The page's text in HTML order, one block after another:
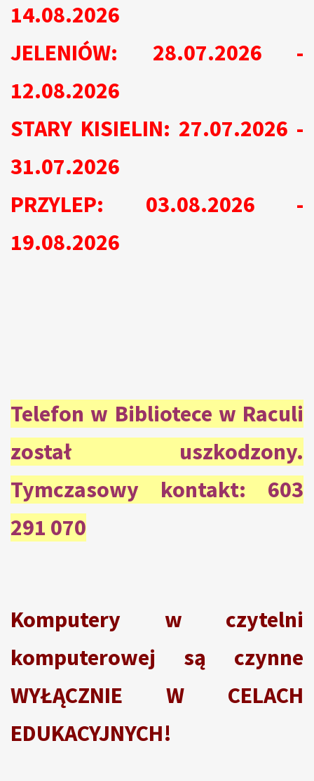
14.08.2026
JELENIÓW: 28.07.2026 -
12.08.2026
STARY KISIELIN: 27.07.2026 -
31.07.2026
PRZYLEP: 03.08.2026 -
19.08.2026
Telefon w Bibliotece w Raculi
został uszkodzony.
Tymczasowy kontakt: 603
291 070
Komputery w czytelni
komputerowej są czynne
WYŁĄCZNIE W CELACH
EDUKACYJNYCH!